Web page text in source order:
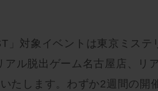
」対象イベントは東京ミステ
アル脱出ゲーム名古屋店、リ
たします。わずか2週間の開